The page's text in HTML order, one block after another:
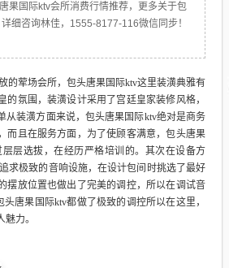
果国际ktv会所消费行情推荐，更多关于包
细咨询林佳，1555-8177-116微信同步！
的荤场会所，包头唐果国际ktv这里装潢典雅有
的氛围，装潢设计采用了宫廷皇家装修风格，
从装潢方面来说，包头唐果国际ktv绝对是商务
而且在服务方面，为了使顾客满意，包头唐果
层选拔，在经历严格培训的。其次在设备方
求极致的音响设施，在设计包间时挑选了最好
摆放位置也做出了完美的调控，所以在调试音
唐果国际ktv都做了极致的调控所以在这里，
力。